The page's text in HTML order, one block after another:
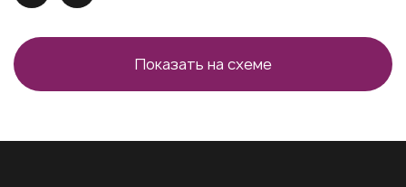
Показать на схеме